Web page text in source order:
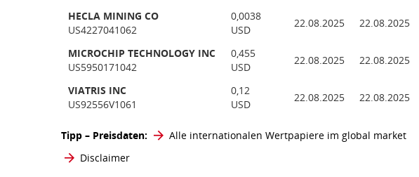
HECLA MINING CO
US4227041062
0,0038
USD
22.08.2025 22.08.2025
MICROCHIP TECHNOLOGY INC
US5950171042
0,455
USD
22.08.2025 22.08.2025
VIATRIS INC
US92556V1061
0,12
USD
22.08.2025 22.08.2025
Tipp – Preisdaten:
Alle internationalen Wertpapiere im global market
Disclaimer